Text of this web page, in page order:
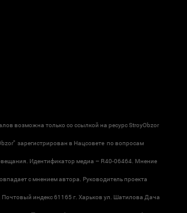
возможна только со ссылкой на ресурс StroyObzor
зарегистрирован в Нацсовете по вопросам
Идентификатор медиа – R40-06464. Мнение
с мнением автора. Руководитель проекта
Почтовый индекс 61165 г. Харьков ул. Шатилова Дача